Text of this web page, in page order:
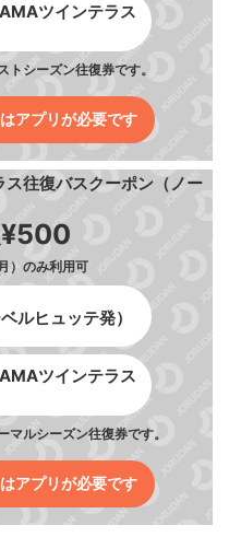
ツインテラス
シーズン往復券です。
アプリが必要です
往復バスクーポン（ノー
¥500
）のみ利用可
ルヒュッテ発）
ツインテラス
ルシーズン往復券です。
アプリが必要です